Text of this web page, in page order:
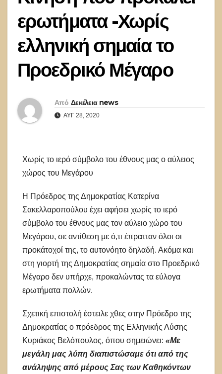
ερωτήματα -Χωρίς
ελληνική σημαία το
Προεδρικό Μέγαρο
Από Δεκέλεια news
ΑΥΓ 28, 2020
Χωρίς το ιερό σύμβολο του έθνους μας ο αύλειος
χώρος του Μεγάρου
Η Πρόεδρος της Δημοκρατίας Κατερίνα
Σακελλαροπούλου έχει αφήσει χωρίς το ιερό
σύμβολο του έθνους μας τον αύλειο χώρο του
Μεγάρου, σε αντίθεση με ό,τι έπρατταν όλοι οι
προκάτοχοί της, το αυτονόητο δηλαδή. Ακόμα και
στη γιορτή της Δημοκρατίας σημαία στο Προεδρικό
Μέγαρο δεν υπήρχε, προκαλώντας τα εύλογα
ερωτήματα πολλών.
Σχετική επιστολή έστειλε χθες στην Πρόεδρο της
Δημοκρατίας ο πρόεδρος της Ελληνικής Λύσης
Κυριάκος Βελόπουλος, όπου σημειώνει: «Με
μεγάλη μας λύπη διαπιστώσαμε ότι από της
ανάληψης από μέρους Σας των Καθηκόντων